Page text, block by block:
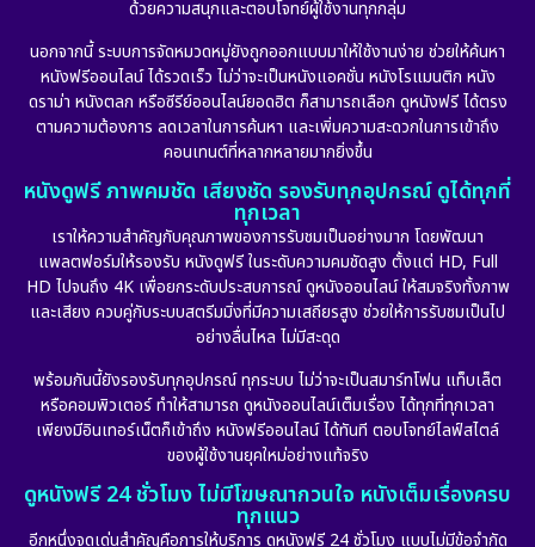
ด้วยความสนุกและตอบโจทย์ผู้ใช้งานทุกกลุ่ม
นอกจากนี้ ระบบการจัดหมวดหมู่ยังถูกออกแบบมาให้ใช้งานง่าย ช่วยให้ค้นหา
หนังฟรีออนไลน์ ได้รวดเร็ว ไม่ว่าจะเป็นหนังแอคชั่น หนังโรแมนติก หนัง
ดราม่า หนังตลก หรือซีรีย์ออนไลน์ยอดฮิต ก็สามารถเลือก ดูหนังฟรี ได้ตรง
ตามความต้องการ ลดเวลาในการค้นหา และเพิ่มความสะดวกในการเข้าถึง
คอนเทนต์ที่หลากหลายมากยิ่งขึ้น
หนังดูฟรี ภาพคมชัด เสียงชัด รองรับทุกอุปกรณ์ ดูได้ทุกที่
ทุกเวลา
เราให้ความสำคัญกับคุณภาพของการรับชมเป็นอย่างมาก โดยพัฒนา
แพลตฟอร์มให้รองรับ หนังดูฟรี ในระดับความคมชัดสูง ตั้งแต่ HD, Full
HD ไปจนถึง 4K เพื่อยกระดับประสบการณ์ ดูหนังออนไลน์ ให้สมจริงทั้งภาพ
และเสียง ควบคู่กับระบบสตรีมมิ่งที่มีความเสถียรสูง ช่วยให้การรับชมเป็นไป
อย่างลื่นไหล ไม่มีสะดุด
พร้อมกันนี้ยังรองรับทุกอุปกรณ์ ทุกระบบ ไม่ว่าจะเป็นสมาร์ทโฟน แท็บเล็ต
หรือคอมพิวเตอร์ ทำให้สามารถ ดูหนังออนไลน์เต็มเรื่อง ได้ทุกที่ทุกเวลา
เพียงมีอินเทอร์เน็ตก็เข้าถึง หนังฟรีออนไลน์ ได้ทันที ตอบโจทย์ไลฟ์สไตล์
ของผู้ใช้งานยุคใหม่อย่างแท้จริง
ดูหนังฟรี 24 ชั่วโมง ไม่มีโฆษณากวนใจ หนังเต็มเรื่องครบ
ทุกแนว
อีกหนึ่งจุดเด่นสำคัญคือการให้บริการ ดูหนังฟรี 24 ชั่วโมง แบบไม่มีข้อจำกัด